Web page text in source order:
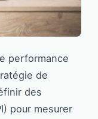
performance
de
des
pour mesurer